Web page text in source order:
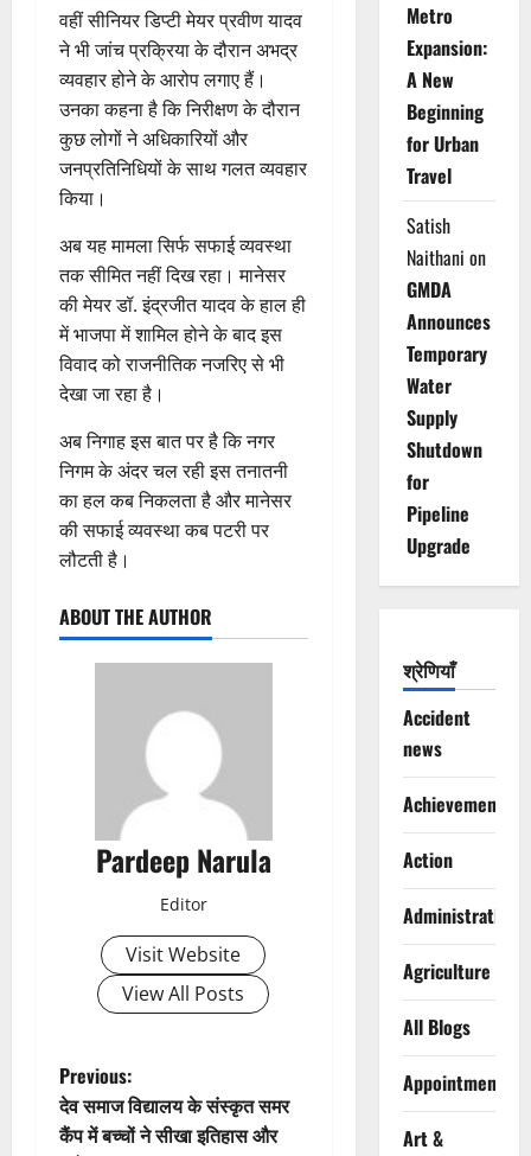
वहीं सीनियर डिप्टी मेयर प्रवीण यादव
ने भी जांच प्रक्रिया के दौरान अभद्र
व्यवहार होने के आरोप लगाए हैं।
उनका कहना है कि निरीक्षण के दौरान
कुछ लोगों ने अधिकारियों और
जनप्रतिनिधियों के साथ गलत व्यवहार
किया।
अब यह मामला सिर्फ सफाई व्यवस्था
तक सीमित नहीं दिख रहा। मानेसर
की मेयर डॉ. इंद्रजीत यादव के हाल ही
में भाजपा में शामिल होने के बाद इस
विवाद को राजनीतिक नजरिए से भी
देखा जा रहा है।
अब निगाह इस बात पर है कि नगर
निगम के अंदर चल रही इस तनातनी
का हल कब निकलता है और मानेसर
की सफाई व्यवस्था कब पटरी पर
लौटती है।
ABOUT THE AUTHOR
Pardeep Narula
Editor
Visit Website
View All Posts
P
o
Previous:
देव समाज विद्यालय के संस्कृत समर
कैंप में बच्चों ने सीखा इतिहास और
Metro
Expansion:
A New
Beginning
for Urban
Travel
Satish
Naithani on
GMDA
Announces
Temporary
Water
Supply
Shutdown
for
Pipeline
Upgrade
श्रेणियाँ
Accident
news
Achievements
Action
Administration
Agriculture
All Blogs
Appointments
Art &